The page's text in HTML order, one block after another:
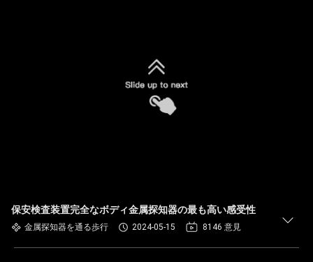
保安検査装置完全なボディ金属探知器の最も高い感受性
金属探知器を通る歩行 2024-05-15 8146 意見